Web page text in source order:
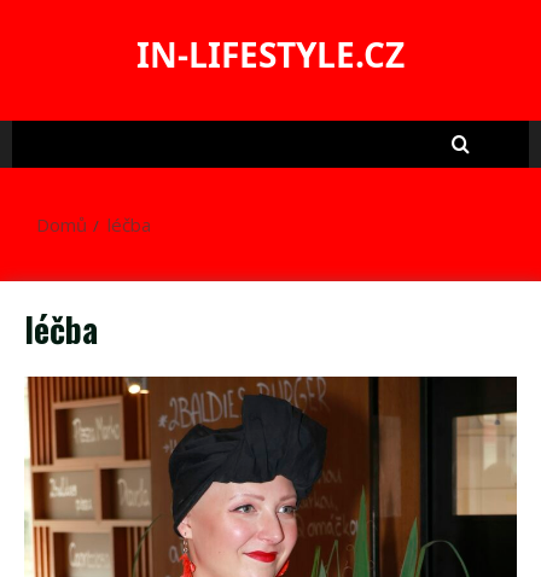
IN-LIFESTYLE.CZ
Domů léčba
léčba